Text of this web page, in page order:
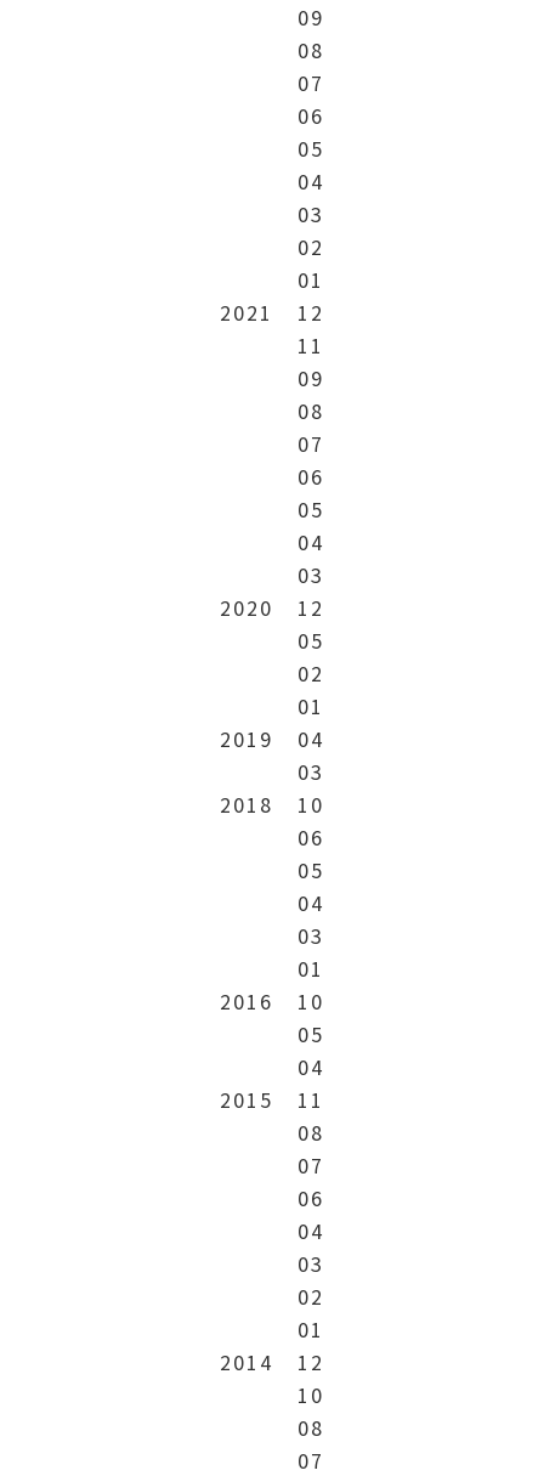
09
08
07
06
05
04
03
02
01
2021
12
11
09
08
07
06
05
04
03
2020
12
05
02
01
2019
04
03
2018
10
06
05
04
03
01
2016
10
05
04
2015
11
08
07
06
04
03
02
01
2014
12
10
08
07